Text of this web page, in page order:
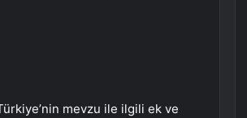
mevzu ile ilgili ek ve